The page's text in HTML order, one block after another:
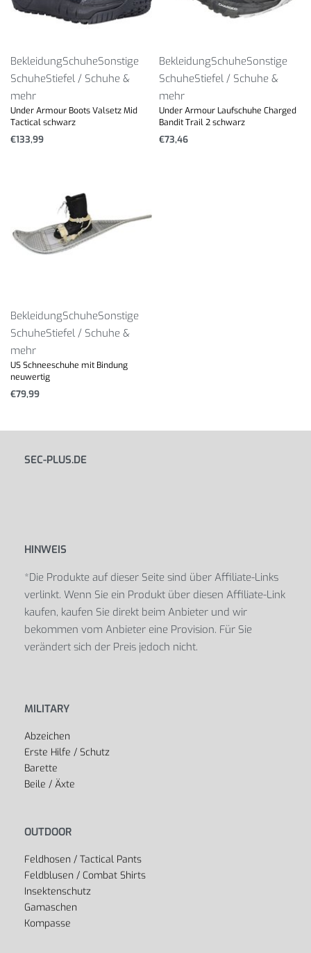
BekleidungSchuheSonstige
SchuheStiefel / Schuhe &
mehr
Under Armour Boots Valsetz Mid
Tactical schwarz
€133,99
BekleidungSchuheSonstige
SchuheStiefel / Schuhe &
mehr
Under Armour Laufschuhe Charged
Bandit Trail 2 schwarz
€73,46
BekleidungSchuheSonstige
SchuheStiefel / Schuhe &
mehr
US Schneeschuhe mit Bindung
neuwertig
€79,99
SEC-PLUS.DE
HINWEIS
*Die Produkte auf dieser Seite sind über Affiliate-Links
verlinkt. Wenn Sie ein Produkt über diesen Affiliate-Link
kaufen, kaufen Sie direkt beim Anbieter und wir
bekommen vom Anbieter eine Provision. Für Sie
verändert sich der Preis jedoch nicht.
MILITARY
Abzeichen
Erste Hilfe / Schutz
Barette
Beile / Äxte
OUTDOOR
Feldhosen / Tactical Pants
Feldblusen / Combat Shirts
Insektenschutz
Gamaschen
Kompasse